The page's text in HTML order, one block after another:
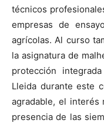
técnicos
empresas de
agrícolas. Al curso
la asignatura de
protección
Lleida durante este
agradable, el
presencia de las